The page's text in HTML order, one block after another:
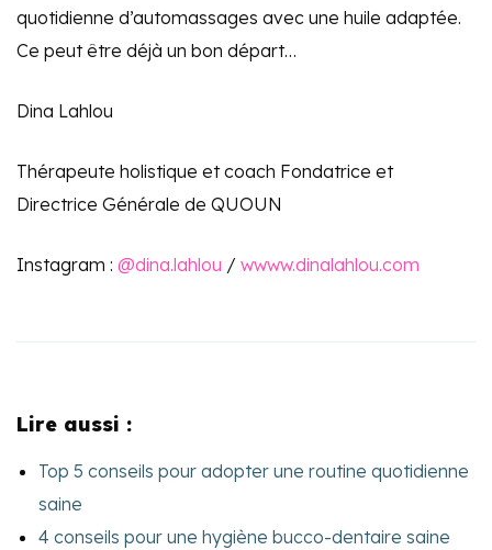
quotidienne d’automassages avec une huile adaptée.
Ce peut être déjà un bon départ…
Dina Lahlou
Thérapeute holistique et coach Fondatrice et
Directrice Générale de QUOUN
Instagram : @dina.lahlou / wwww.dinalahlou.com
Lire aussi :
Top 5 conseils pour adopter une routine quotidienne
saine
4 conseils pour une hygiène bucco-dentaire saine